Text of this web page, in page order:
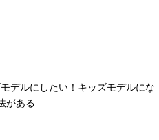
デルにしたい！キッズモデルにな
がある